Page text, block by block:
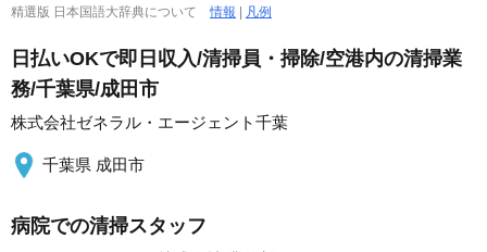
精選版 日本国語大辞典について情報 | 凡例
日払いOKで即日収入/清掃員・掃除/空港内の清掃業
務/千葉県/成田市
株式会社ゼネラル・エージェント千葉
千葉県 成田市
病院での清掃スタッフ